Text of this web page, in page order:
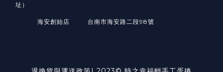
址）
海安創始店 台南市海安路二段98號